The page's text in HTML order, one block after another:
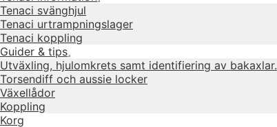
Expandera
Tenaci svänghjul
Tenaci urtrampningslager
Tenaci koppling
Guider & tips
Expandera
undermeny
Utväxling, hjulomkrets samt identifiering av bakaxlar.
Torsendiff och aussie locker
Växellådor
Koppling
Korg